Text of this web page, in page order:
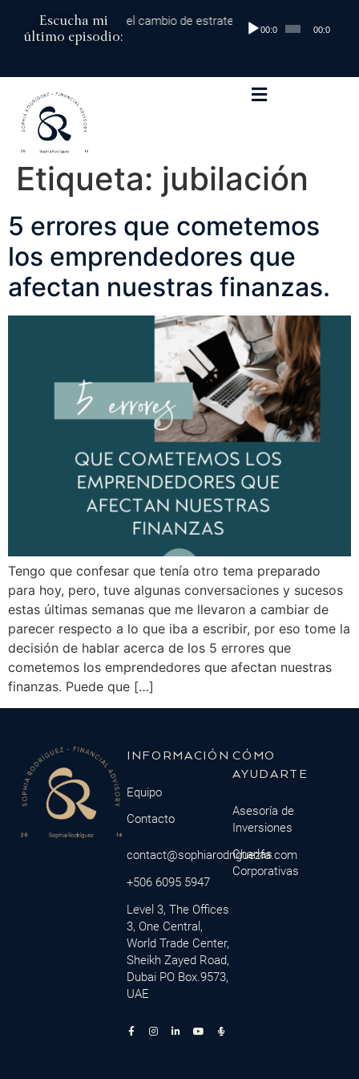
Escucha mi
último episodio:
mil dólares al millón: el cambio de estrategia que marca la
Reproductor
00:00 00:00
Etiqueta: jubilación
5 errores que cometemos
los emprendedores que
afectan nuestras finanzas.
Tengo que confesar que tenía otro tema preparado
para hoy, pero, tuve algunas conversaciones y sucesos
estas últimas semanas que me llevaron a cambiar de
parecer respecto a lo que iba a escribir, por eso tome la
decisión de hablar acerca de los 5 errores que
cometemos los emprendedores que afectan nuestras
finanzas. Puede que […]
INFORMACIÓN
Equipo
Contacto
contact@sophiarodriguezfa.com
+506 6095 5947
Level 3, The Offices
3, One Central,
World Trade Center,
Sheikh Zayed Road,
Dubai PO Box.9573,
UAE
CÓMO
AYUDARTE
Asesoría de
Inversiones
Charlas
Corporativas